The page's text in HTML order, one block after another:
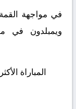
في مواجهة القمة
ويمبلدون في
المباراة